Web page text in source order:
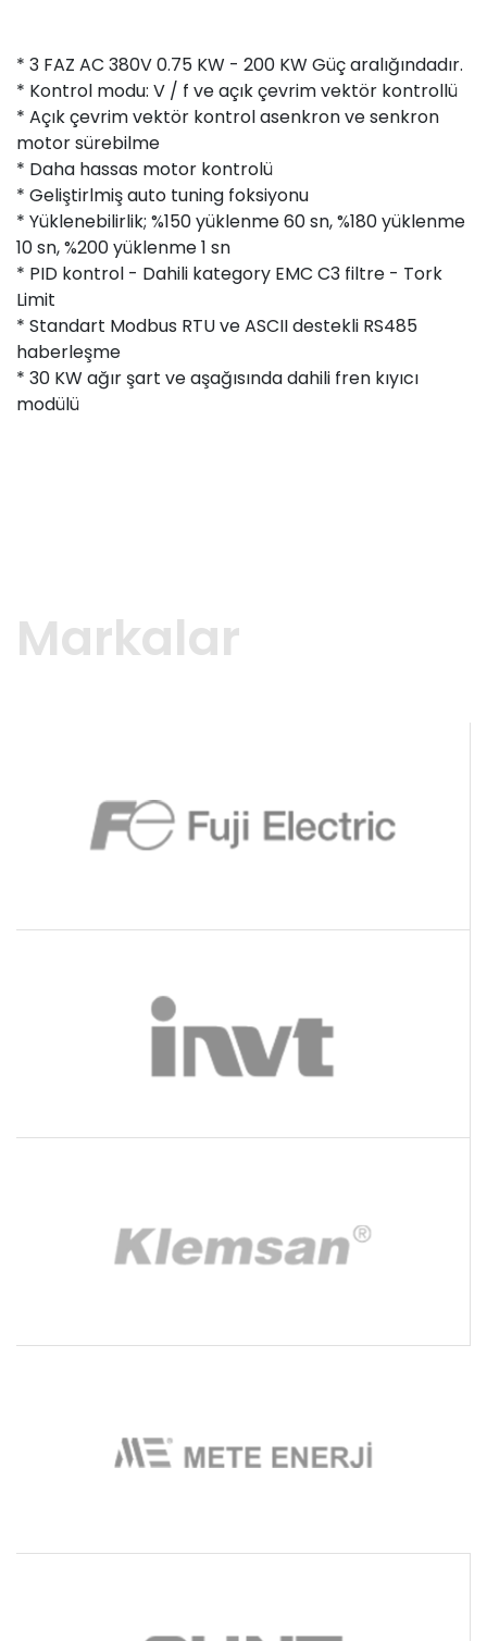
* 3 FAZ AC 380V 0.75 KW - 200 KW Güç aralığındadır.
* Kontrol modu: V / f ve açık çevrim vektör kontrollü
* Açık çevrim vektör kontrol asenkron ve senkron
motor sürebilme
* Daha hassas motor kontrolü
* Geliştirlmiş auto tuning foksiyonu
* Yüklenebilirlik; %150 yüklenme 60 sn, %180 yüklenme
10 sn, %200 yüklenme 1 sn
* PID kontrol - Dahili kategory EMC C3 filtre - Tork
Limit
* Standart Modbus RTU ve ASCII destekli RS485
haberleşme
* 30 KW ağır şart ve aşağısında dahili fren kıyıcı
modülü
Markalar